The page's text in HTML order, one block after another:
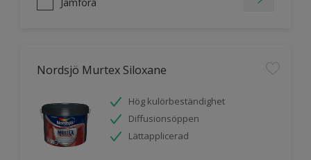
Nordsjö Murtex Siloxane
Hög kulörbeständighet
Diffusionsöppen
Lättapplicerad